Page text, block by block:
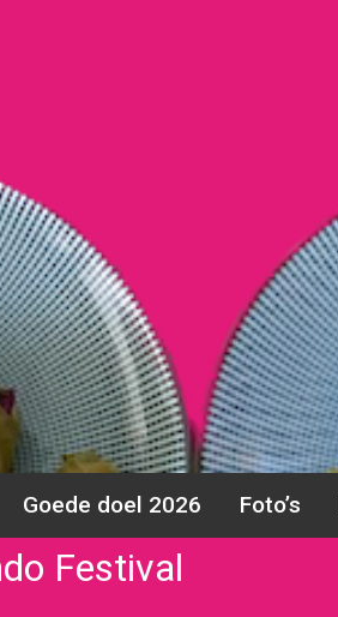
Goede doel 2026 Foto’s
Festival